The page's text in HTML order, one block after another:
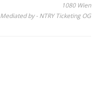
1080 Wien
Mediated by - NTRY Ticketing OG